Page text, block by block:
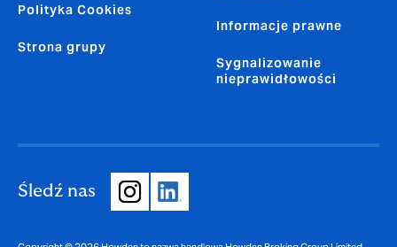
Polityka Cookies
Strona grupy
Informacje prawne
Sygnalizowanie
nieprawidłowości
Śledź nas